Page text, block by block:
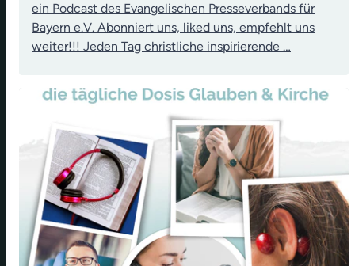
ein Podcast des Evangelischen Presseverbands für
Bayern e.V. Abonniert uns, liked uns, empfehlt uns
weiter!!! Jeden Tag christliche inspirierende …